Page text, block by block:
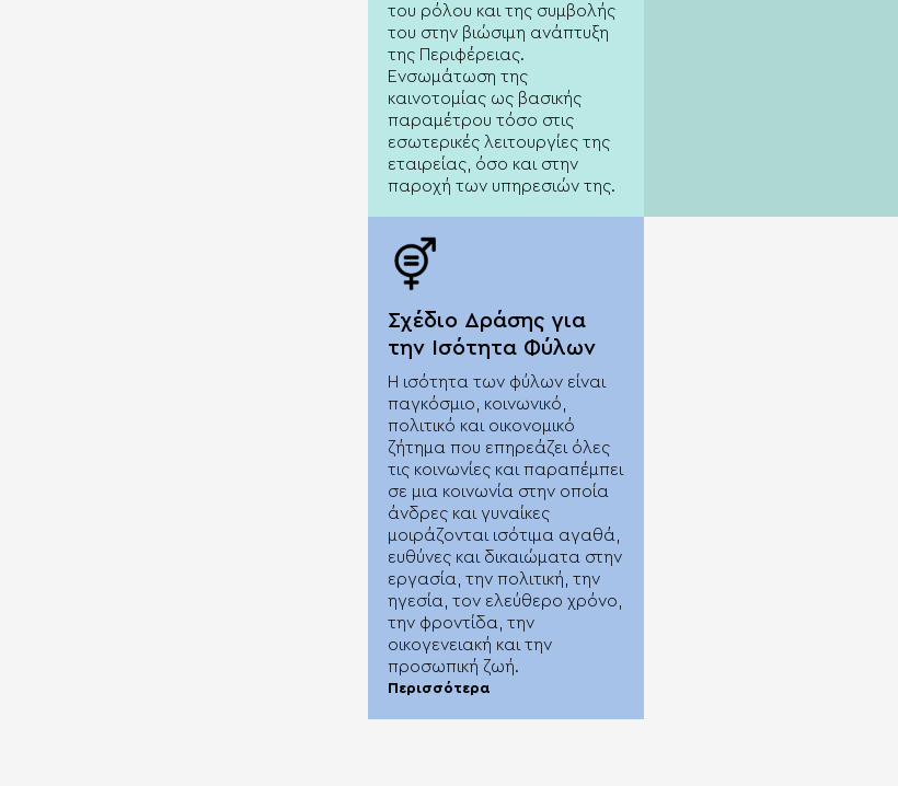
του ρόλου και της συμβολής
του στην βιώσιμη ανάπτυξη
της Περιφέρειας.
Ενσωμάτωση της
καινοτομίας ως βασικής
παραμέτρου τόσο στις
εσωτερικές λειτουργίες της
εταιρείας, όσο και στην
παροχή των υπηρεσιών της.
Σχέδιο Δράσης για
την Ισότητα Φύλων
Η ισότητα των φύλων είναι
παγκόσμιο, κοινωνικό,
πολιτικό και οικονομικό
ζήτημα που επηρεάζει όλες
τις κοινωνίες και παραπέμπει
σε μια κοινωνία στην οποία
άνδρες και γυναίκες
μοιράζονται ισότιμα αγαθά,
ευθύνες και δικαιώματα στην
εργασία, την πολιτική, την
ηγεσία, τον ελεύθερο χρόνο,
την φροντίδα, την
οικογενειακή και την
προσωπική ζωή.
Περισσότερα